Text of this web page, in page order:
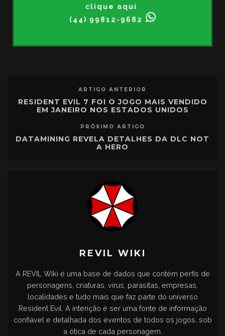
clique aqui
(44) 99812-9682
ARTIGO ANTERIOR
RESIDENT EVIL 7 FOI O JOGO MAIS VENDIDO
EM JANEIRO NOS ESTADOS UNIDOS
PRÓXIMO ARTIGO
DATAMINING REVELA DETALHES DA DLC NOT
A HERO
REVIL WIKI
A REVIL Wiki é uma base de dados que contém perfis de
personagens, criaturas, vírus, parasitas, empresas,
localidades e tudo mais que faz parte do universo
Resident Evil. A intenção é ser uma fonte de informação
confiável e detalhada dos eventos de todos os jogos, sob
a ótica de cada personagem.